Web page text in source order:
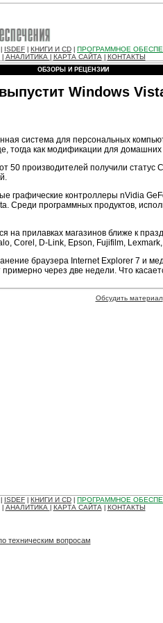
ISDEF КНИГИ И CD ПРОГРАММНОЕ
| АНАЛИТИКА КАРТА САЙТА| КОНТАКТЫ
ОБЗОРЫ И РЕЦЕНЗИИ
Windows
система для персональных
как модификации для домашних
50 производителей получили
контроллеры nVidia
Среди программных продуктов,
на прилавках магазинов ближе к
Corel, D-Link, Epson, Fujifilm, Lexmark,
браузера Internet Explorer 7 и
через две недели. Что
Обсудить материал
ISDEF КНИГИ И CD ПРОГРАММНОЕ
| АНАЛИТИКА КАРТА САЙТА| КОНТАКТЫ
техническим вопросам